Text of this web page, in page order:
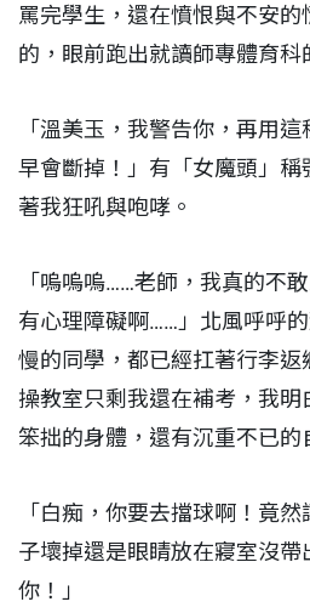
罵完學生，還在憤恨與不安
的，眼前跑出就讀師專體育
「溫美玉，我警告你，再用
早會斷掉！」有「女魔頭」
著我狂吼與咆哮。
「嗚嗚嗚……老師，我真的不
有心理障礙啊……」北風呼呼
慢的同學，都已經扛著行李
操教室只剩我還在補考，我
笨拙的身體，還有沉重不已
「白痴，你要去擋球啊！竟
子壞掉還是眼睛放在寢室沒
你！」